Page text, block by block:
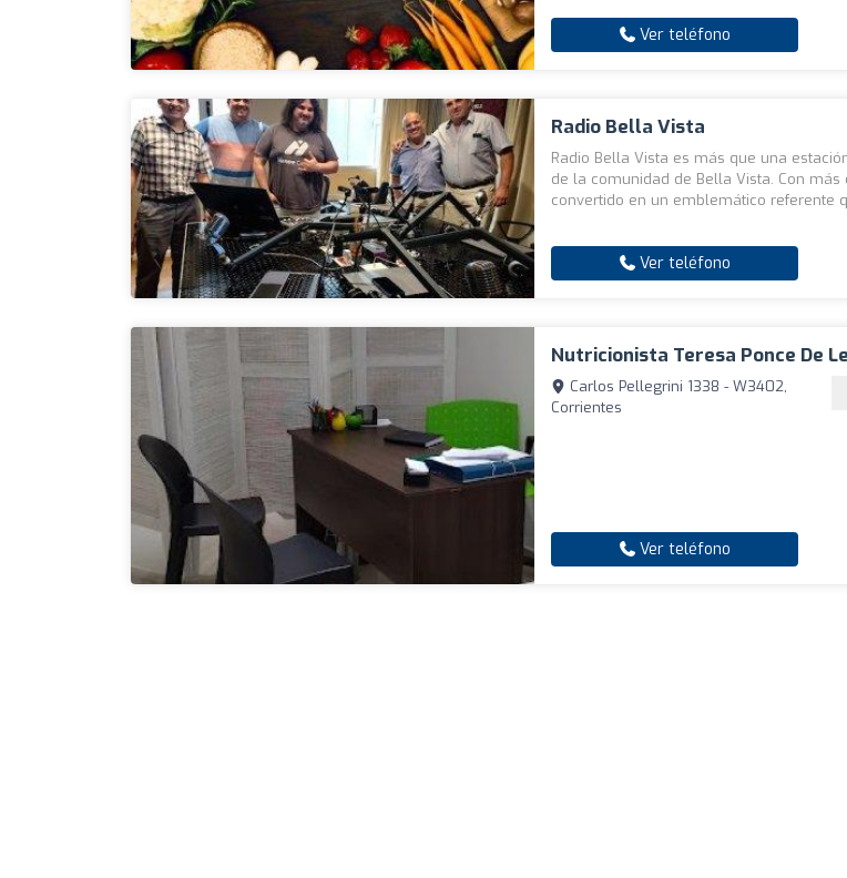
Ver teléfono
Radio Bella Vista
Radio Bella Vista es más que una
de la comunidad de Bella Vista. Con
convertido en un emblemático referente
Ver teléfono
Nutricionista Teresa Ponce De
Carlos Pellegrini 1338 - W3402,
Corrientes
Ver teléfono